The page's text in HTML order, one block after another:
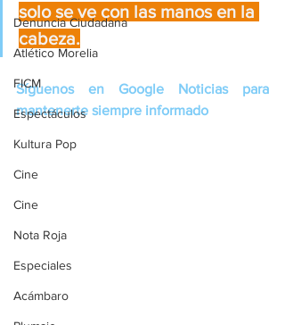
Denuncia Ciudadana
Atlético Morelia
FICM
Espectáculos
Kultura Pop
Cine
Cine
Nota Roja
Especiales
Acámbaro
solo se ve con las manos en la
cabeza.
Síguenos en Google Noticias para
mantenerte siempre informado